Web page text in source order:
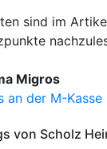
sind im
Migros
an der M-Kasse
von Scholz